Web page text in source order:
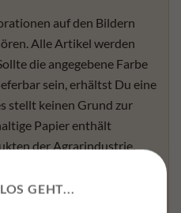
auf den Bildern
Alle Artikel werden
die angegebene Farbe
sein, erhältst Du eine
stellt keinen Grund zur
Papier enthält
der Agrarindustrie.
Reklamation, sondern
GEHT...